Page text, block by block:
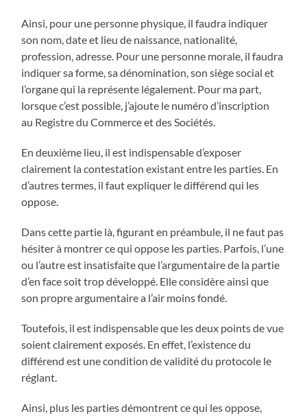
Ainsi, pour une personne physique, il faudra indiquer
son nom, date et lieu de naissance, nationalité,
profession, adresse. Pour une personne morale, il faudra
indiquer sa forme, sa dénomination, son siège social et
l’organe qui la représente légalement. Pour ma part,
lorsque c’est possible, j’ajoute le numéro d’inscription
au Registre du Commerce et des Sociétés.
En deuxième lieu, il est indispensable d’exposer
clairement la contestation existant entre les parties. En
d’autres termes, il faut expliquer le différend qui les
oppose.
Dans cette partie là, figurant en préambule, il ne faut pas
hésiter à montrer ce qui oppose les parties. Parfois, l’une
ou l’autre est insatisfaite que l’argumentaire de la partie
d’en face soit trop développé. Elle considère ainsi que
son propre argumentaire a l’air moins fondé.
Toutefois, il est indispensable que les deux points de vue
soient clairement exposés. En effet, l’existence du
différend est une condition de validité du protocole le
réglant.
Ainsi, plus les parties démontrent ce qui les oppose,